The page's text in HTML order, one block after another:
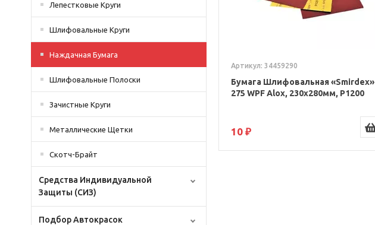
Лепестковые Круги
Шлифовальные Круги
Наждачная Бумага
Шлифовальные Полоски
Зачистные Круги
Металлические Щетки
Скотч-Брайт
Средства Индивидуальной
Защиты (СИЗ)
Подбор Автокрасок
Артикул: 34459290
Бумага Шлифовальная «Smirdex»
275 WPF Alox, 230x280мм, P1200
10 ₽